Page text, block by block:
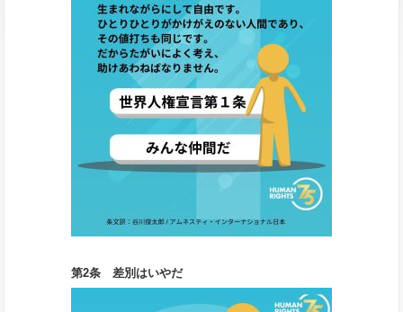
第2条 差別はいやだ